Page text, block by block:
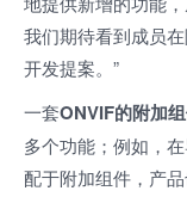
我们期待看到成员
开发提案。”
一套ONVIF的附加
多个功能；例如，
配于附加组件，产